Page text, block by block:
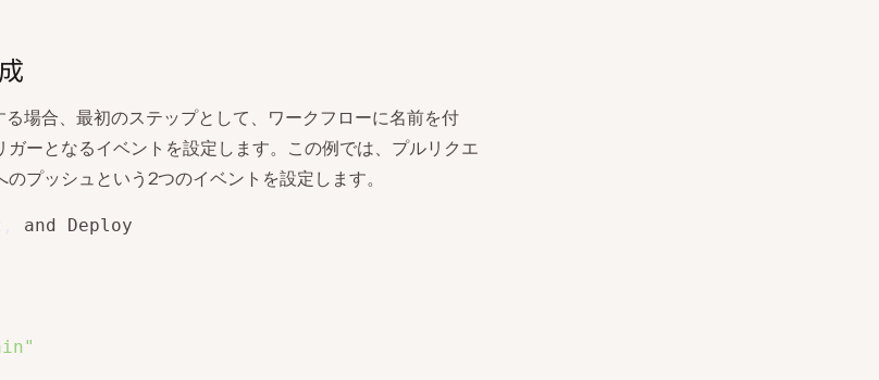
る場合、最初のステップとして、ワークフローに名前を付
ガーとなるイベントを設定します。この例では、プルリクエ
プッシュという2つのイベントを設定します。
and Deploy